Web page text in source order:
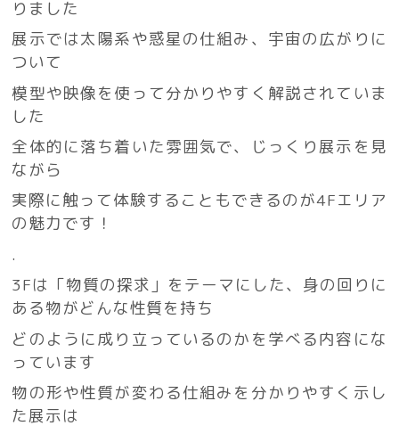
りました
展示では太陽系や惑星の仕組み、宇宙の広がりに
ついて
模型や映像を使って分かりやすく解説されていま
した
全体的に落ち着いた雰囲気で、じっくり展示を見
ながら
実際に触って体験することもできるのが4Fエリア
の魅力です！
.
3Fは「物質の探求」をテーマにした、身の回りに
ある物がどんな性質を持ち
どのように成り立っているのかを学べる内容にな
っています
物の形や性質が変わる仕組みを分かりやすく示し
た展示は